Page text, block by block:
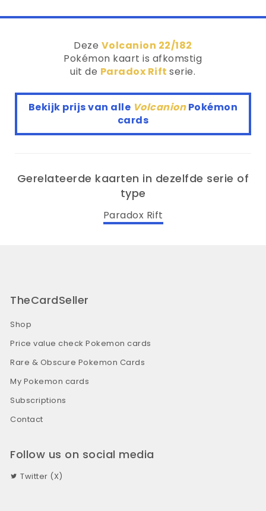
Deze Volcanion 22/182
Pokémon kaart is afkomstig
uit de Paradox Riftserie.
Bekijk prijs van alle VolcanionPokémon
cards
Gerelateerde kaarten in dezelfde serie of
type
Paradox Rift
TheCardSeller
Shop
Price value check Pokemon cards
Rare & Obscure Pokemon Cards
My Pokemon cards
Subscriptions
Contact
Follow us on social media
Twitter (X)